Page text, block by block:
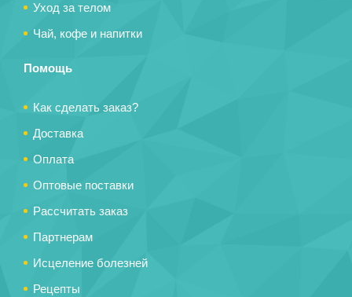
Уход за телом
Чай, кофе и напитки
Помощь
Как сделать заказ?
Доставка
Оплата
Оптовые поставки
Рассчитать заказ
Партнерам
Исцеление болезней
Рецепты